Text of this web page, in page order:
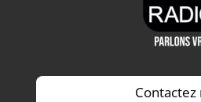
Contactez